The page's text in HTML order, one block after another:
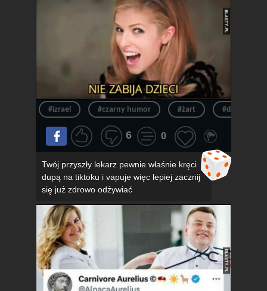
#izrael #czarny humor #żart #dowcip
6 0
Twój przyszły lekarz pewnie właśnie kręci
dupą na tiktoku i vapuje więc lepiej zacznij
się już zdrowo odżywiać